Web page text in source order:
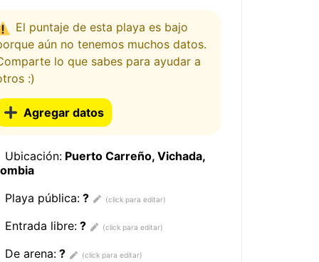
El puntaje de esta playa es bajo
aún no tenemos muchos datos.
lo que sabes para ayudar a
:)
Agregar datos
Ubicación: Puerto Carreño, Vichada,
Playa pública: ?
Entrada libre: ?
De arena: ?